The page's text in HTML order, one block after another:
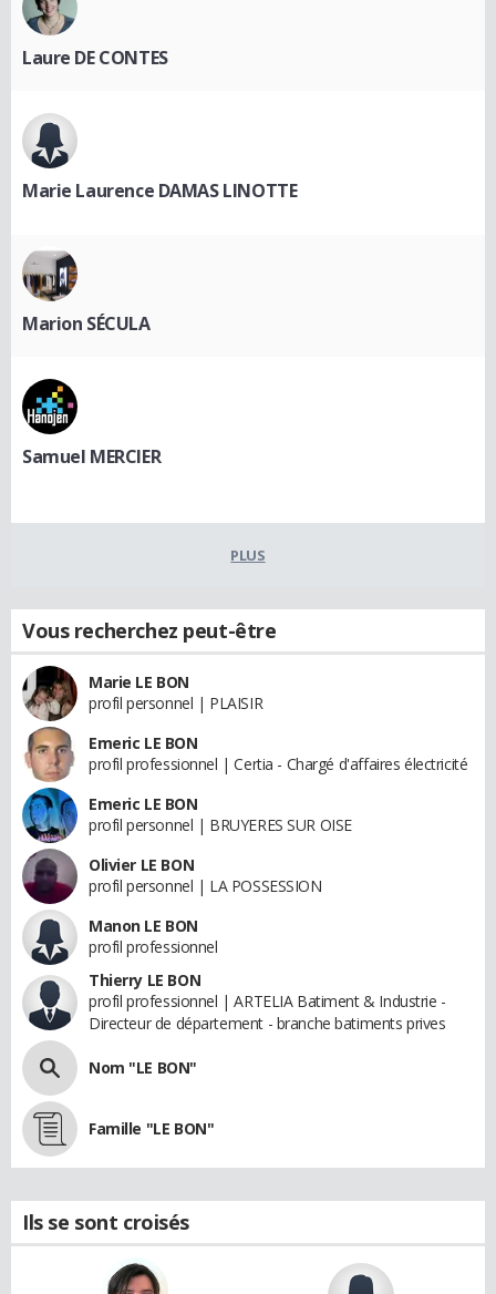
Laure DE CONTES
Marie Laurence DAMAS LINOTTE
Marion SÉCULA
Samuel MERCIER
PLUS
Vous recherchez peut-être
Marie LE BON
profil personnel | PLAISIR
Emeric LE BON
profil professionnel | Certia - Chargé d'affaires électricité
Emeric LE BON
profil personnel | BRUYERES SUR OISE
Olivier LE BON
profil personnel | LA POSSESSION
Manon LE BON
profil professionnel
Thierry LE BON
profil professionnel | ARTELIA Batiment & Industrie -
Directeur de département - branche batiments prives
Nom "LE BON"
Famille "LE BON"
Ils se sont croisés